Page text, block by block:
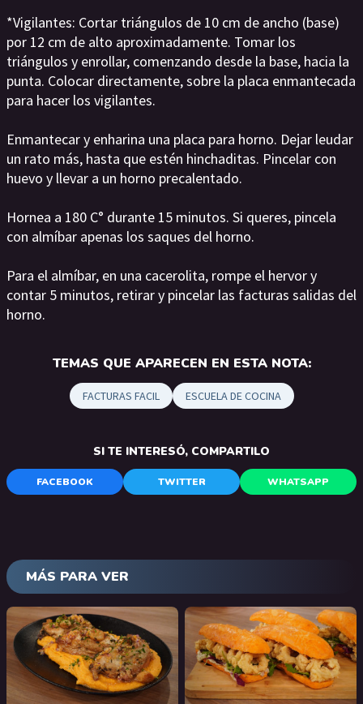
*Vigilantes: Cortar triángulos de 10 cm de ancho (base)
por 12 cm de alto aproximadamente. Tomar los
triángulos y enrollar, comenzando desde la base, hacia la
punta. Colocar directamente, sobre la placa enmantecada
para hacer los vigilantes.
Enmantecar y enharina una placa para horno. Dejar leudar
un rato más, hasta que estén hinchaditas. Pincelar con
huevo y llevar a un horno precalentado.
Hornea a 180 C° durante 15 minutos. Si queres, pincela
con almíbar apenas los saques del horno.
Para el almíbar, en una cacerolita, rompe el hervor y
contar 5 minutos, retirar y pincelar las facturas salidas del
horno.
TEMAS QUE APARECEN EN ESTA NOTA:
FACTURAS FACIL ESCUELA DE COCINA
SI TE INTERESÓ, COMPARTILO
FACEBOOK TWITTER WHATSAPP
MÁS PARA VER